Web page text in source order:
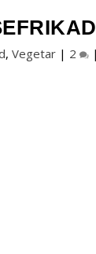
, Vegetar | 2 |